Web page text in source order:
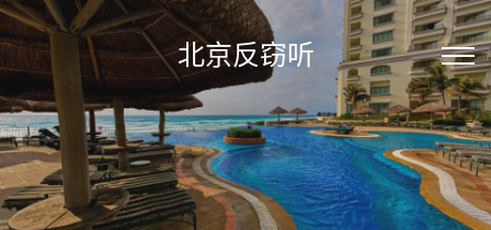
北京反窃听